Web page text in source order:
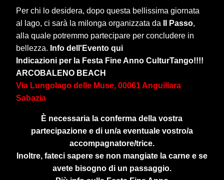
Per chi lo desidera, dopo questa bellissima giornata
al lago, ci sarà la milonga organizzata da
Il Passo,
alla quale potremmo partecipare per concludere in
bellezza. Info dell'Evento qui
Indicazioni per la Festa Fine Anno CulturTango!!!!
ARCOBALENO BEACH
Via Lungolago delle Muse, 00061 Anguillara
Sabazia
È necessaria la conferma della vostra
partecipazione e di un/a eventuale vostro/a
accompagnatore/trice.
Inoltre, fateci sapere se non mangiate la carne e se
avete bisogno di un passaggio.